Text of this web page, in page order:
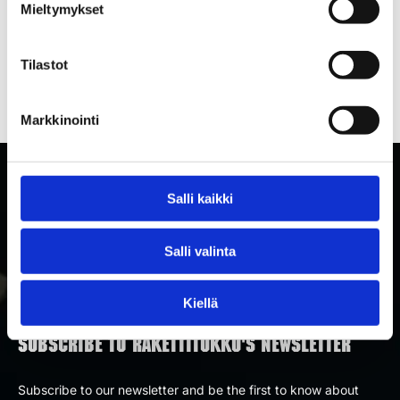
Mieltymykset
Tilastot
Markkinointi
Salli kaikki
Salli valinta
Kiellä
SUBSCRIBE TO RAKETTITUKKU'S NEWSLETTER
Subscribe to our newsletter and be the first to know about